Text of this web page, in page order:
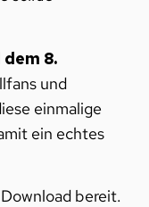
8.
und
einmalige
ein echtes
bereit.